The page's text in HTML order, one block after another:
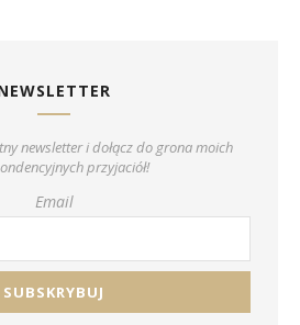
newsletter i dołącz do grona moich
przyjaciół!
Email